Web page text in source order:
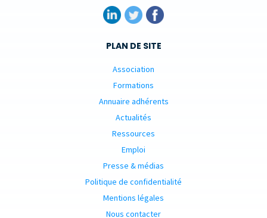
PLAN DE SITE
Association
Formations
Annuaire adhérents
Actualités
Ressources
Emploi
Presse & médias
Politique de confidentialité
Mentions légales
Nous contacter